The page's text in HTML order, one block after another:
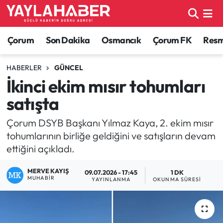
Çorum Son Dakika Osmancık Çorum FK
HABERLER GÜNCEL
İkinci ekim mısır tohumları
satışta
Çorum DSYB Başkanı Yılmaz Kaya, 2. ekim mısır
tohumlarının birliğe geldiğini ve satışların devam
ettiğini açıkladı.
MERVE KAYIŞ
MUHABIR
09.07.2026 - 17:45
YAYINLANMA
1 DK
OKUNMA SÜRESI
Alaca Haberleri
Bayat Haberleri
Bilgi - Keşfet Haberleri
Bilim ve Teknoloji
Boğazkale Haberleri
Çorum Son Dakika Haberleri
Çorum Nöbetçi Eczaneler
Çorum Hava Durumu
Çorum Namaz Vakitleri
Çorum Trafik Yoğunluk Haritası
TFF 1.Lig Puan Durumu ve Fikstür
Son Dakika Haberleri